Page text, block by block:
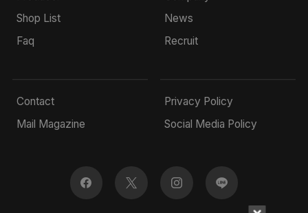
Shop List
Faq
News
Recruit
Contact
Mail Magazine
Privacy Policy
Social Media Policy